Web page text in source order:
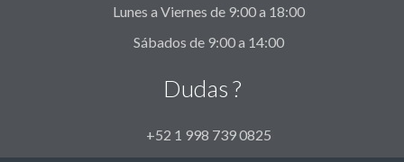
Lunes a Viernes de 9:00 a 18:00
Sábados de 9:00 a 14:00
Dudas ?
+52 1 998 739 0825